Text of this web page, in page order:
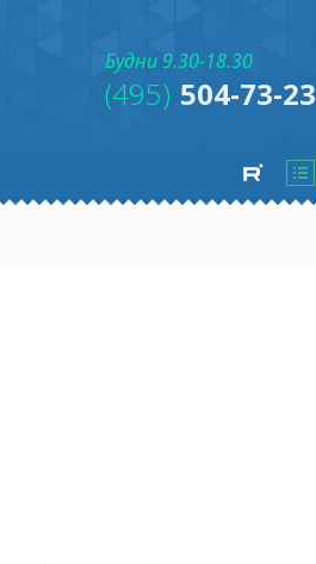
Будни 9.30-18.30
(495) 504-73-23